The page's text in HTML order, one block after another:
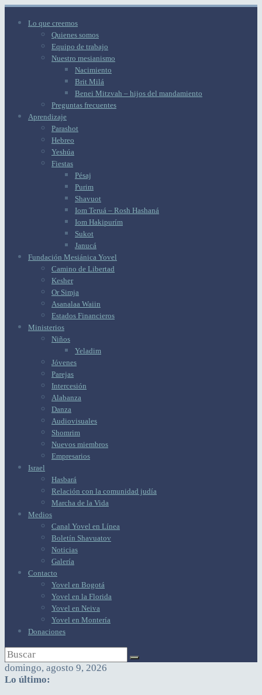
Lo que creemos
Quienes somos
Equipo de trabajo
Nuestro mesianismo
Nacimiento
Brit Milá
Benei Mitzvah – hijos del mandamiento
Preguntas frecuentes
Aprendizaje
Parashot
Hebreo
Yeshúa
Fiestas
Pésaj
Purim
Shavuot
Iom Teruá – Rosh Hashaná
Iom Hakipurím
Sukot
Janucá
Fundación Mesiánica Yovel
Camino de Libertad
Kesher
Or Simja
Asanalaa Waiin
Estados Financieros
Ministerios
Niños
Yeladim
Jóvenes
Parejas
Intercesión
Alabanza
Danza
Audiovisuales
Shomrim
Nuevos miembros
Empresarios
Israel
Hasbará
Relación con la comunidad judía
Marcha de la Vida
Medios
Canal Yovel en Línea
Boletín Shavuatov
Noticias
Galería
Contacto
Yovel en Bogotá
Yovel en la Florida
Yovel en Neiva
Yovel en Montería
Donaciones
domingo, agosto 9, 2026
Lo último: